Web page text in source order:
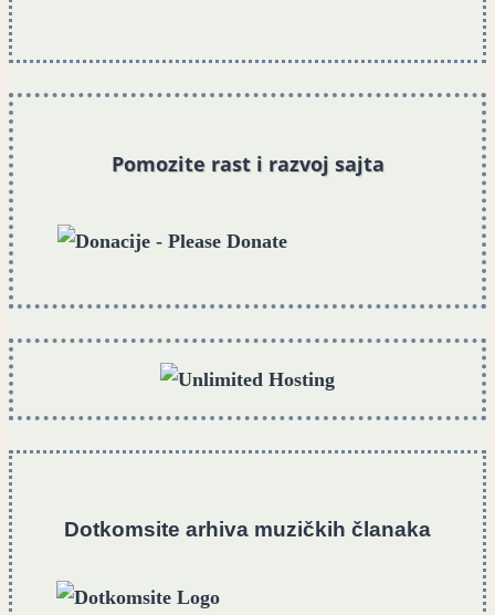
Pomozite rast i razvoj sajta
Dotkomsite arhiva muzičkih članaka